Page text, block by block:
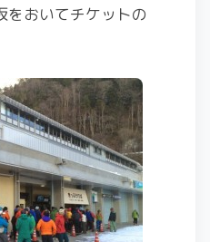
をおいてチケットの